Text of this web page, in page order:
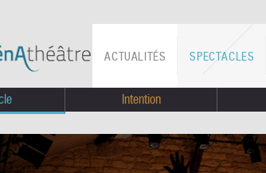
SPECTACLES
ACTUALITÉS
Intention